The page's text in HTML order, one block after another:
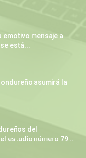
emotivo mensaje a
está...
asumirá la
del
estudio número 79...